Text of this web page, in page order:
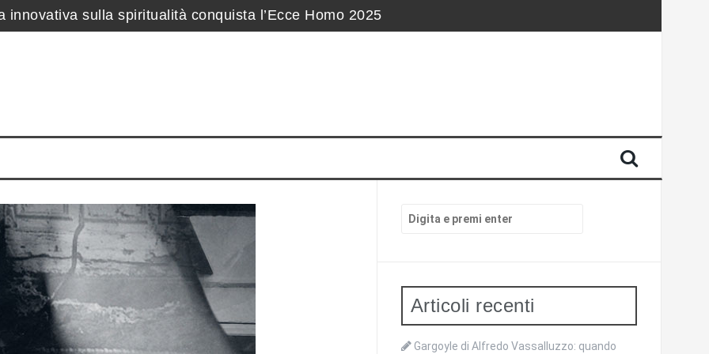
innovativa sulla spiritualità conquista l’Ecce Homo 2025
gadget che regala grande visibilità al tuo brand
Storia e Fascino Toscano per il Tuo Giorno Speciale
l’istruzione diventa testimonianza
Articoli recenti
Gargoyle di Alfredo Vassalluzzo: quando